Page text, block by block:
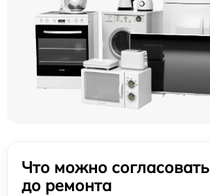
Что можно согласовать
до ремонта